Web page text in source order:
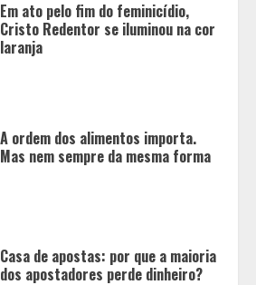
laranja